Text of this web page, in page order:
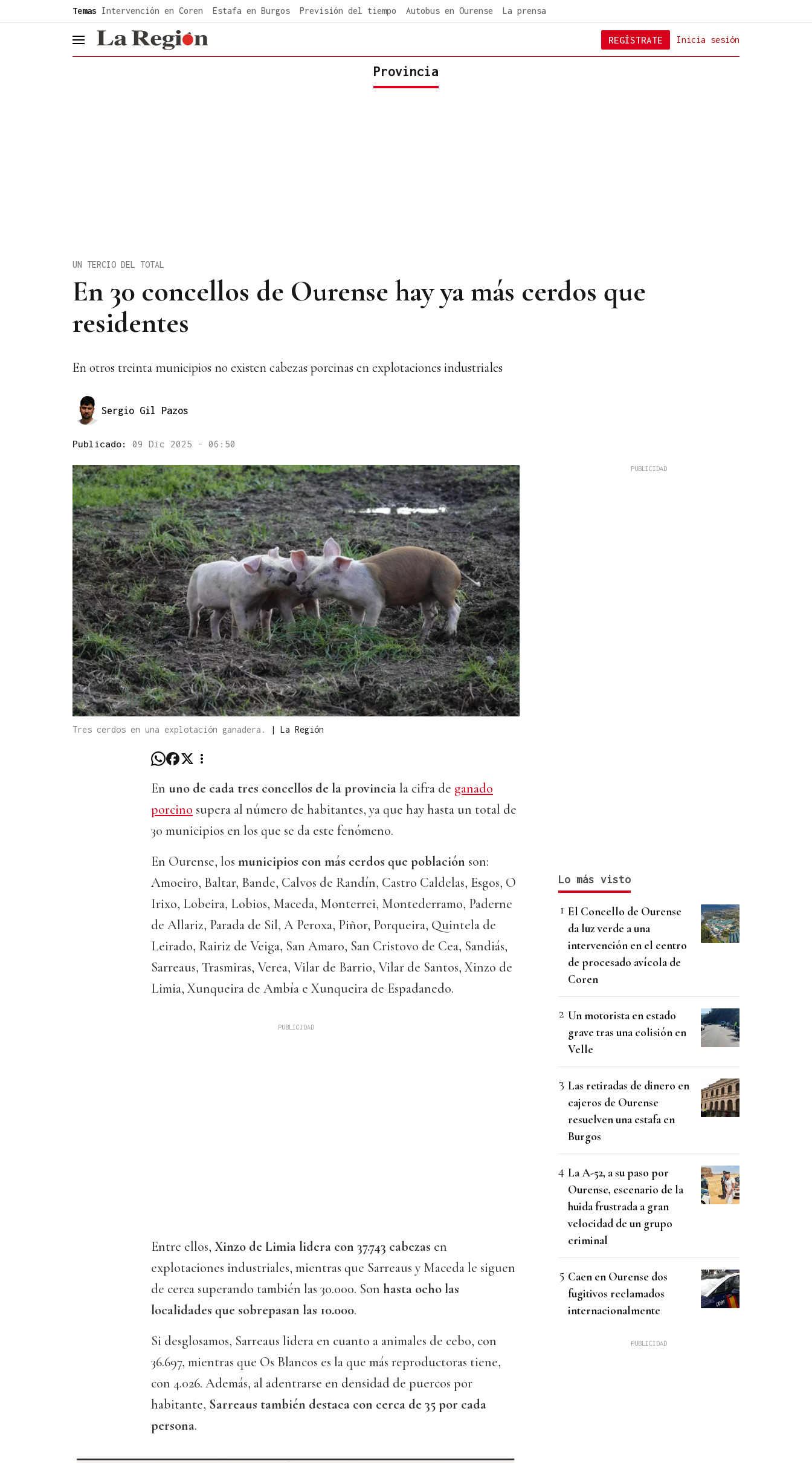
Temas Intervención en Coren Estafa en Burgos Previsión del tiempo Autobus en Ourense La prensa
header.menu.open Inicia sesión
REGÍSTRATE
Provincia
En 30 concellos de Ourense hay ya más cerdos que
residentes
UN TERCIO DEL TOTAL
En otros treinta municipios no existen cabezas porcinas en explotaciones industriales
Sergio Gil Pazos
Publicado: 09 Dic 2025 - 06:50
Tres cerdos en una explotación ganadera. | La Región
En uno de cada tres concellos de la provinciala cifra de ganado
porcino supera al número de habitantes, ya que hay hasta un total de
30 municipios en los que se da este fenómeno.
En Ourense, los municipios con más cerdos que población son:
Amoeiro, Baltar, Bande, Calvos de Randín, Castro Caldelas, Esgos, O
Irixo, Lobeira, Lobios, Maceda, Monterrei, Montederramo, Paderne
de Allariz, Parada de Sil, A Peroxa, Piñor, Porqueira, Quintela de
Leirado, Rairiz de Veiga, San Amaro, San Cristovo de Cea, Sandiás,
Sarreaus, Trasmiras, Verea, Vilar de Barrio, Vilar de Santos, Xinzo de
Limia, Xunqueira de Ambía e Xunqueira de Espadanedo.
Entre ellos, Xinzo de Limia lidera con 37.743 cabezas en
explotaciones industriales, mientras que Sarreaus y Maceda le siguen
de cerca superando también las 30.000. Son hasta ocho las
localidades que sobrepasan las 10.000.
Si desglosamos, Sarreaus lidera en cuanto a animales de cebo, con
36.697, mientras que Os Blancos es la que más reproductoras tiene,
con 4.026. Además, al adentrarse en densidad de puercos por
habitante, Sarreaus también destaca con cerca de 35 por cada
persona.
Lo más visto
El Concello de Ourense
da luz verde a una
intervención en el centro
de procesado avícola de
Coren
Un motorista en estado
grave tras una colisión en
Velle
Las retiradas de dinero en
cajeros de Ourense
resuelven una estafa en
Burgos
La A-52, a su paso por
Ourense, escenario de la
huida frustrada a gran
velocidad de un grupo
criminal
Caen en Ourense dos
fugitivos reclamados
internacionalmente